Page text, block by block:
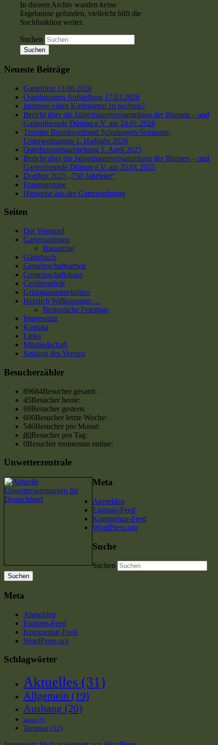
In diesem Archiv wurden keine
Ergebnisse gefunden, vielleicht hilft die
Suchfunktion weiter.
Suchen
Neueste Beiträge
Gartenfest 13.06.2026
Osterbrunnen Aufstellung 17.03.2026
Interesse einen Kleingarten zu pachten?
Bericht über die Jahreshauptversammlung der Blumen – und
Gartenfreunde Dürnau e.V. am 24.01.2026
Termine Bezirksverband Schulungen-Seminare-
Unterweisungen 1. Halbjahr 2026
Osterbrunnenaufstellung 1. April 2025
Bericht über die Jahreshauptversammlung der Blumen – und
Gartenfreunde Dürnau e.V. am 25.01.2025
Dorffest 2025 „750 Jahrfeier“
Frauengruppe
Hinweise aus der Gartenordnung
Seiten
Der Vorstand
Gartenordnung
Bauantrag
Gästebuch
Gemeinschaftsarbeit
Gemeinschaftshaus
Geräteverleih
Grüngutsammelplätze
Herzlich Willkommen …
Besinnliche Feiertage
Impressum
Kontakt
Links
Mitgliedschaft
Satzung des Vereins
Besucherzähler
89684Besucher gesamt:
45Besucher heute:
69Besucher gestern:
606Besucher letzte Woche:
546Besucher pro Monat:
80Besucher pro Tag:
0Besucher momentan online:
Unwetterzentrale
Meta
Anmelden
Eintrags-Feed
Kommentar-Feed
WordPress.org
Suche
Suchen
Meta
Anmelden
Eintrags-Feed
Kommentar-Feed
WordPress.org
Schlagwörter
Aktuelles (31)
Allgemein (19)
Aushang (20)
Intern (9)
Termine (12)